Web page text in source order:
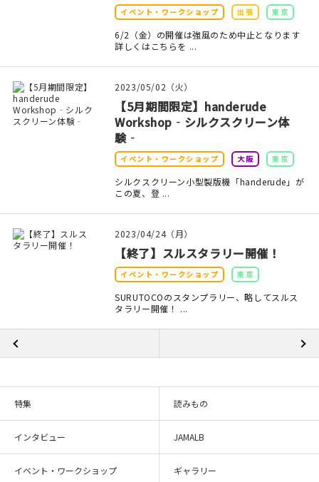
イベント・ワークショップ 出張 東京
6/2（金）の開催は強風のため中止となります
詳しくはこちらを ...
2023/05/02（火）
【5月期間限定】handerude
Workshop‐シルクスクリーン体
験‐
イベント・ワークショップ 大阪 東京
シルクスクリーン小型製版機「handerude」が
この夏、登 ...
2023/04/24（月）
【終了】スルスタラリー開催！
イベント・ワークショップ 東京
SURUTOCOのスタンプラリー、略してスルス
タラリー開催！ ...
特集 読みもの
インタビュー JAMALB
イベント・ワークショップ ギャラリー